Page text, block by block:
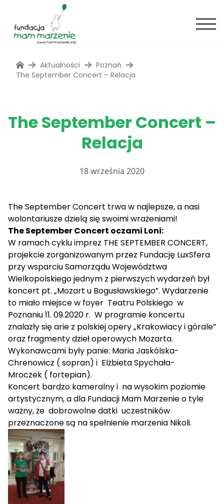
Aktualności
Poznań
The September Concert – Relacja
The September Concert –
Relacja
18 września 2020
The September Concert trwa w najlepsze, a nasi
wolontariusze dzielą się swoimi wrażeniami!
The September Concert oczami Loni:
W ramach cyklu imprez THE SEPTEMBER CONCERT,
projekcie zorganizowanym przez Fundację LuxSfera
przy wsparciu Samorządu Województwa
Wielkopolskiego jednym z pierwszych wydarzeń był
koncert pt. „Mozart u Bogusławskiego”. Wydarzenie
to miało miejsce w foyer Teatru Polskiego w
Poznaniu 11. 09.2020 r. W programie koncertu
znalazły się arie z polskiej opery „Krakowiacy i górale”
oraz fragmenty dzieł operowych Mozarta.
Wykonawcami były panie: Maria Jaskólska-
Chrenowicz ( sopran) i Elżbieta Spychała-
Mroczek ( fortepian).
Koncert bardzo kameralny i na wysokim poziomie
artystycznym, a dla Fundacji Mam Marzenie o tyle
ważny, że dobrowolne datki uczestników
przeznaczone są na spełnienie marzenia Nikoli.